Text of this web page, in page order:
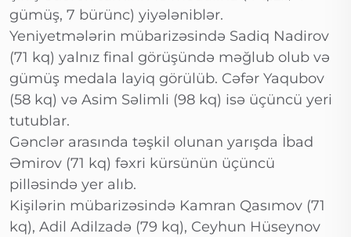
gümüş, 7 bürünc) yiyələniblər.
Yeniyetmələrin mübarizəsində Sadiq Nadirov
(71 kq) yalnız final görüşündə məğlub olub və
gümüş medala layiq görülüb. Cəfər Yaqubov
(58 kq) və Asim Səlimli (98 kq) isə üçüncü yeri
tutublar.
Gənclər arasında təşkil olunan yarışda İbad
Əmirov (71 kq) fəxri kürsünün üçüncü
pilləsində yer alıb.
Kişilərin mübarizəsində Kamran Qasımov (71
kq), Adil Adilzadə (79 kq), Ceyhun Hüseynov